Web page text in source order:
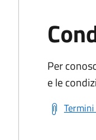
Per
e le